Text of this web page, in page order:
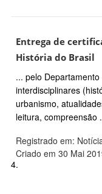
Entrega de
História do Brasil
... pelo
interdisciplinares
urbanismo,
leitura, compreensão
Registrado em:
Criado em 30 Mai
4.